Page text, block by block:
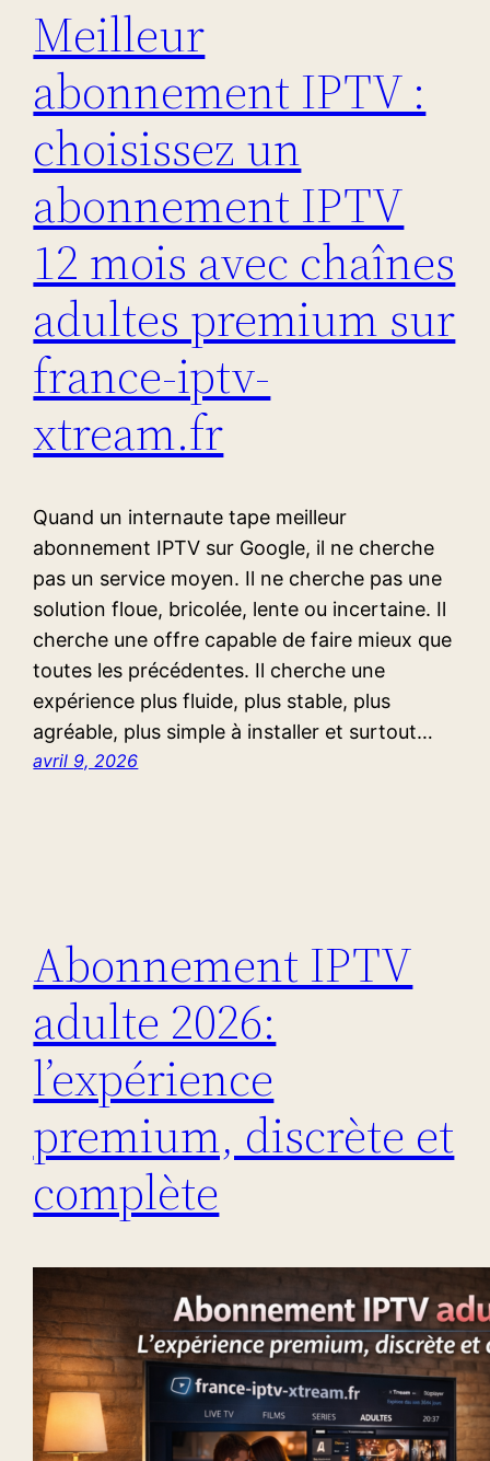
Meilleur
abonnement IPTV :
choisissez un
abonnement IPTV
12 mois avec chaînes
adultes premium sur
france-iptv-
xtream.fr
Quand un internaute tape meilleur
abonnement IPTV sur Google, il ne cherche
pas un service moyen. Il ne cherche pas une
solution floue, bricolée, lente ou incertaine. Il
cherche une offre capable de faire mieux que
toutes les précédentes. Il cherche une
expérience plus fluide, plus stable, plus
agréable, plus simple à installer et surtout…
avril 9, 2026
Abonnement IPTV
adulte 2026:
l’expérience
premium, discrète et
complète